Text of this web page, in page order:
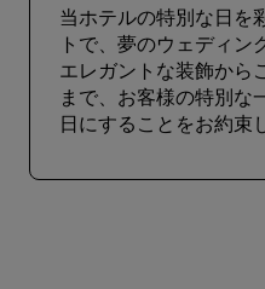
当ホテルの特別な日を
トで、夢のウェディン
エレガントな装飾から
まで、お客様の特別な
日にすることをお約束